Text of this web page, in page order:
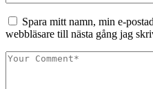
Spara mitt namn, min e-
webbläsare till nästa gång jag